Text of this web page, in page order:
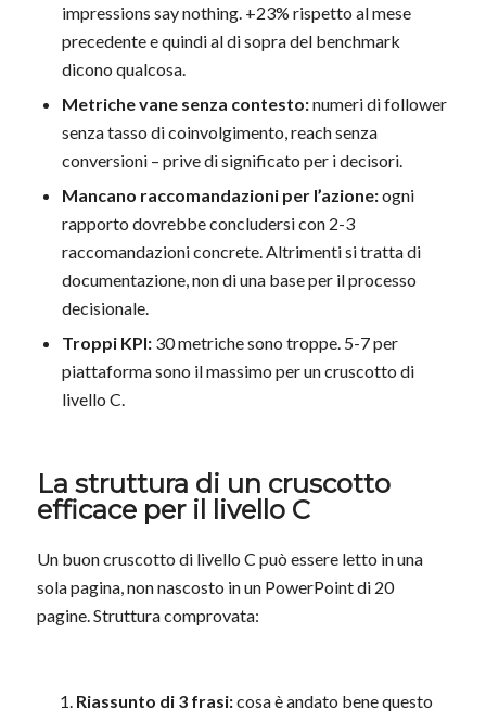
impressions say nothing. +23% rispetto al mese
precedente e quindi al di sopra del benchmark
dicono qualcosa.
Metriche vane senza contesto:numeri di follower
senza tasso di coinvolgimento, reach senza
conversioni – prive di significato per i decisori.
Mancano raccomandazioni per l’azione:ogni
rapporto dovrebbe concludersi con 2-3
raccomandazioni concrete. Altrimenti si tratta di
documentazione, non di una base per il processo
decisionale.
Troppi KPI:30 metriche sono troppe. 5-7 per
piattaforma sono il massimo per un cruscotto di
livello C.
La struttura di un cruscotto
efficace per il livello C
Un buon cruscotto di livello C può essere letto in una
sola pagina, non nascosto in un PowerPoint di 20
pagine. Struttura comprovata:
Riassunto di 3 frasi:cosa è andato bene questo